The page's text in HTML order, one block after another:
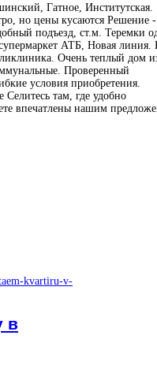
Гатное, Институтская.
но цены кусаются
подъезд, ст.м. Теремки
АТБ, Новая линия.
Очень теплый дом
Проверенный
условия приобретения.
Селитесь там, где удобно
впечатлены нашим
в